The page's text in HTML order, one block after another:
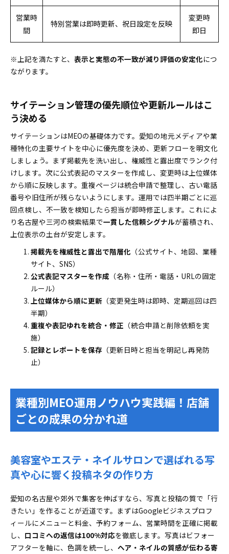
営業時
間
特別営業は即時更新、祝日設定を反映
変更時
即日
※上記を満たすと、 表示と実態の不一致が減り評価の安定化につ
ながります。
サイテーション管理の優先順位や更新ルールはこ
う決める
サイテーションはMEOの基礎体力です。愛知の地元メディアや業
種特化の主要サイトを中心に優先度を決め、更新フローを明文化
しましょう。まず掲載先を洗い出し、権威性と露出度でランク付
けします。次に公式表記のマスターを作成し、変更時は上位媒体
から順に反映します。重複ページは統合申請で整理し、古い電話
番号や旧住所が残らないようにします。運用では四半期ごとに巡
回点検し、不一致を検知したら担当が即時修正します。これによ
り名古屋や三河の検索結果で一貫した信頼シグナルが蓄積され、
上位表示の土台が安定します。
掲載先を権威性と露出で階層化 （公式サイト、地図、業種
サイト、SNS）
公式表記マスターを作成 （名称・住所・電話・URLの固定
ルール）
上位媒体から順に更新 （変更発生時は即時、定期巡回は四
半期）
重複や表記ゆれを統合・修正 （統合申請と削除依頼を実
施）
記録とレポートを保存 （更新日時と担当を明記し再発防
止）
業種別MEO運用ノウハウ実践編！店舗
ごとの成果の分かれ道
美容室やエステ・ネイルサロンで選ばれる写
真や心に響く投稿ネタの作り方
愛知の名古屋や郊外で集客を伸ばすなら、写真と投稿の質で「行
きたい」を作ることが近道です。まずはGoogleビジネスプロフ
ィールにメニューと料金、予約フォーム、営業時間を正確に掲載
し、 口コミへの返信は100%対応を徹底します。写真はビフォー
アフターを軸に、色調を統一し、 ヘア・ネイルの質感が伝わる寄